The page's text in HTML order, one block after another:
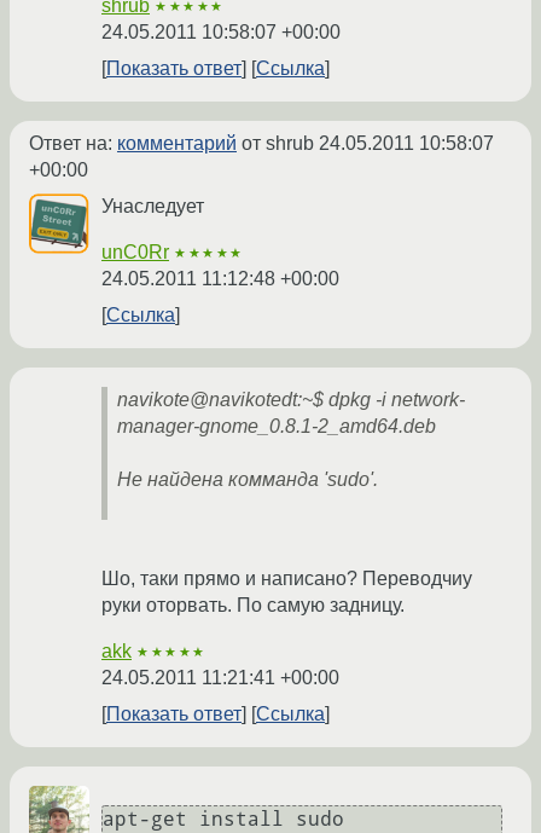
shrub ★★★★★
24.05.2011 10:58:07 +00:00
Показать ответ
Ссылка
Ответ на: комментарий от shrub 24.05.2011 10:58:07
+00:00
Унаследует
unC0Rr ★★★★★
24.05.2011 11:12:48 +00:00
Ссылка
navikote@navikotedt:~$ dpkg -i network-
manager-gnome_0.8.1-2_amd64.deb
Не найдена комманда 'sudo'.
Шо, таки прямо и написано? Переводчиу
руки оторвать. По самую задницу.
akk ★★★★★
24.05.2011 11:21:41 +00:00
Показать ответ
Ссылка
apt-get install sudo